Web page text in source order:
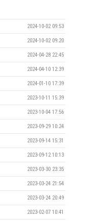
2024-10-02 09:53
2024-10-02 09:20
2024-04-28 22:45
2024-04-10 12:39
2024-01-10 17:39
2023-10-11 15:39
2023-10-04 17:56
2023-09-29 10:24
2023-09-14 15:31
2023-09-12 10:13
2023-03-30 23:35
2023-03-24 21:54
2023-03-24 20:49
2023-02-07 10:41